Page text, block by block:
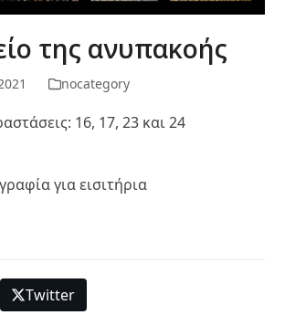
της ανυπακοής
nocategory
16, 17, 23 και 24
για εισιτήρια
Twitter